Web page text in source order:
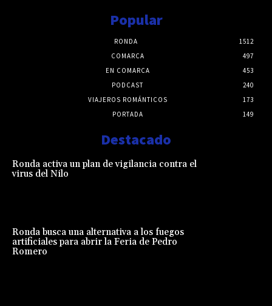
Popular
RONDA
1512
COMARCA
497
EN COMARCA
453
PODCAST
240
VIAJEROS ROMÁNTICOS
173
PORTADA
149
Destacado
Ronda activa un plan de vigilancia contra el
virus del Nilo
Ronda busca una alternativa a los fuegos
artificiales para abrir la Feria de Pedro
Romero